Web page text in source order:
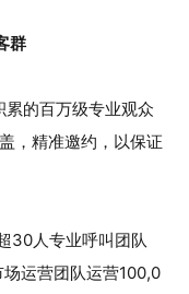
群
的百万级专业观众
，精准邀约，以保证
30人专业呼叫团队
运营团队运营100,0